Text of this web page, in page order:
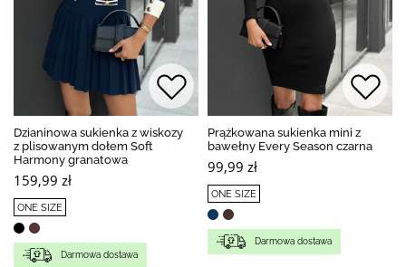
Dzianinowa sukienka z wiskozy
z plisowanym dołem Soft
Harmony granatowa
159,99 zł
ONE SIZE
Darmowa dostawa
Prążkowana sukienka mini z
bawełny Every Season czarna
99,99 zł
ONE SIZE
Darmowa dostawa